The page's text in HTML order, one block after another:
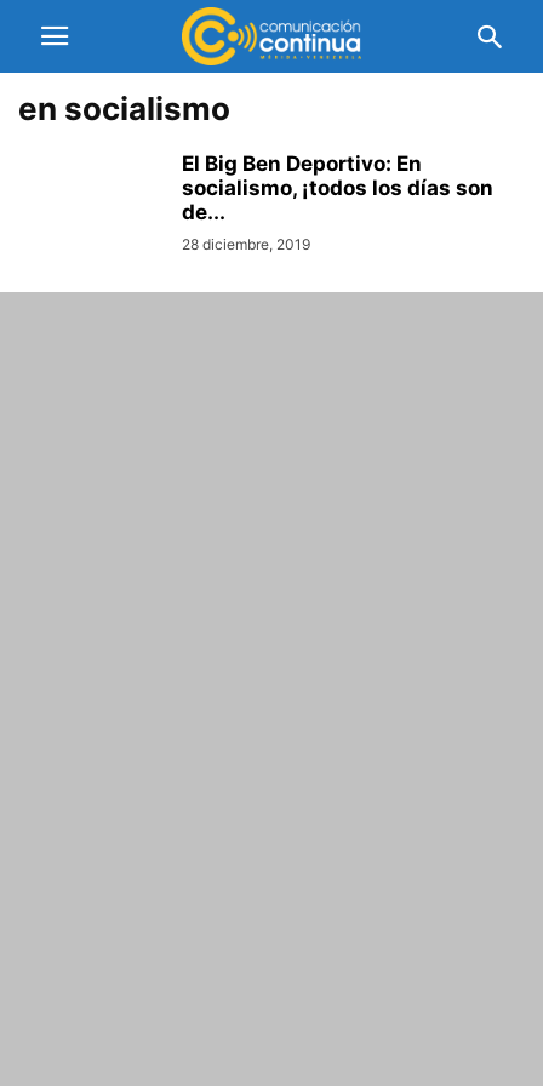
en socialismo
El Big Ben Deportivo: En
socialismo, ¡todos los días son
de...
28 diciembre, 2019